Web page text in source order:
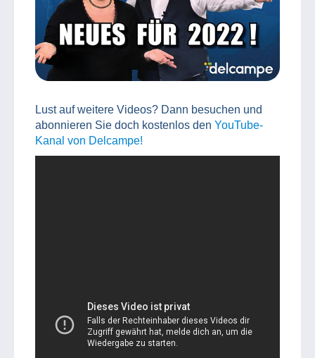
Lust auf weitere Videos? Dann besuchen und
abonnieren Sie doch kostenlos den YouTube-
Kanal von Delcampe!